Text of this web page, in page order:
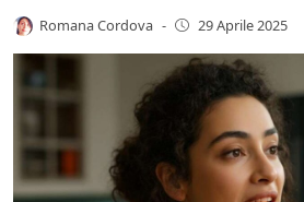
Romana Cordova - 29 Aprile 2025